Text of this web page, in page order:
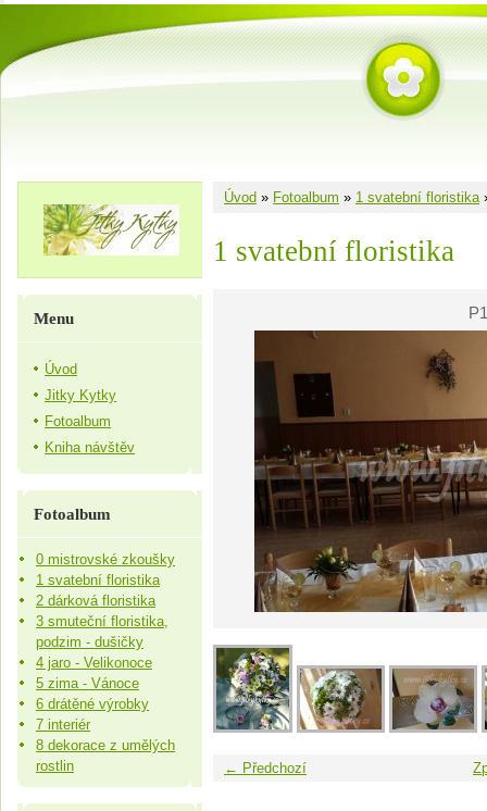
Úvod » Fotoalbum » 1 svatební floristika
1 svatební floristika
← Předchozí
Menu
Úvod
Jitky Kytky
Fotoalbum
Kniha návštěv
Fotoalbum
0 mistrovské zkoušky
1 svatební floristika
2 dárková floristika
3 smuteční floristika,
podzim - dušičky
4 jaro - Velikonoce
5 zima - Vánoce
6 drátěné výrobky
7 interiér
8 dekorace z umělých
rostlin